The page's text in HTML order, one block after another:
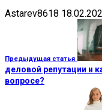
Astarev8618
Предыдущая статья
деловой репутации и
вопросе?